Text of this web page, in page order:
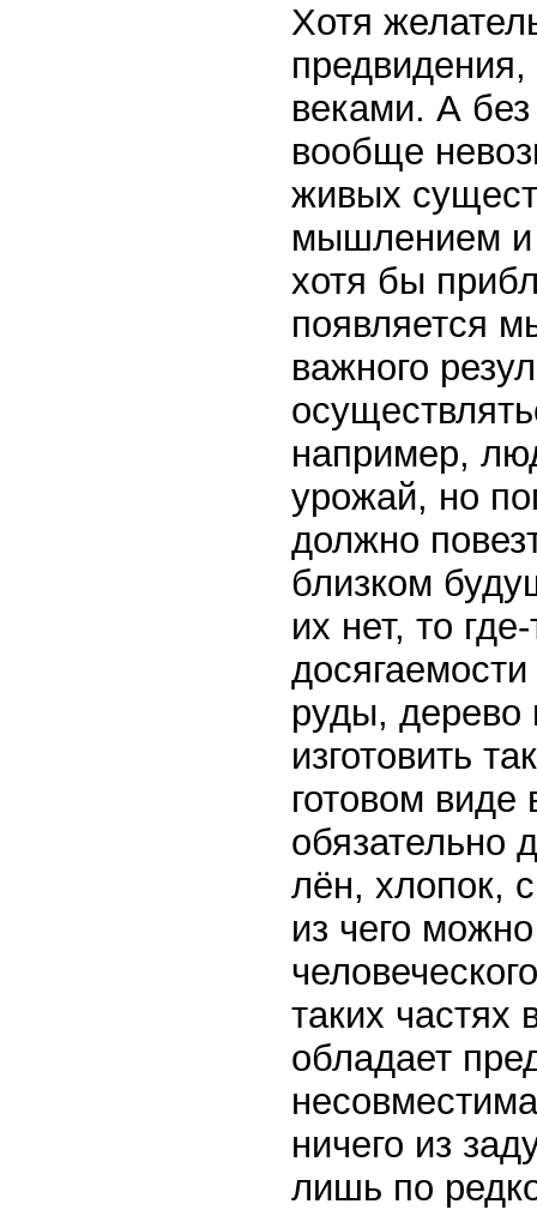
Хотя
веками. А
вообще
живых
мышлением и
хотя бы
появляется
важного
например,
урожай, но
должно
близком
их нет, то
руды, дерево
изготовить
готовом виде
обязательно
лён, хлопок,
из чего
таких
обладает
ничего из
лишь по